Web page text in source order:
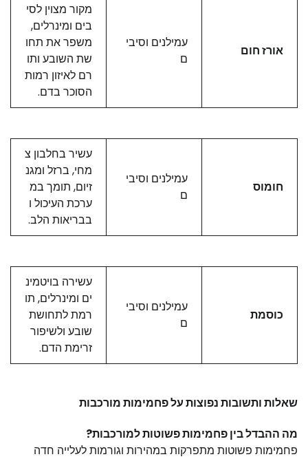
אורז חום
עמילנים וסיבי
ם
מקור מצוין לסי
בים ומינרלים,
משפר את תחו
שת השובע ותו
רם לאיזון רמות
הסוכר בדם.
חומוס
עמילנים וסיבי
ם
עשיר בחלבון צ
מחי, ברזל ומגנ
זיום, תומך במ
ערכת העיכול ו
בבריאות הלב.
כוסמת
עמילנים וסיבי
ם
עשירה בויטמינ
ים ומינרלים, תו
רמת לתחושת
שובע ולשיפור
זרימת הדם.
שאלות ותשובות נפוצות על פחמימות מורכבות
מה ההבדל בין פחמימות פשוטות למורכבות?
פחמימות פשוטות מתפרקות במהירות וגורמות לעלייה חדה